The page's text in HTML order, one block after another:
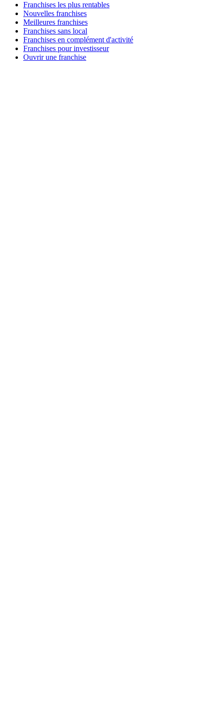
Franchises les plus rentables
Nouvelles franchises
Meilleures franchises
Franchises sans local
Franchises en complément d'activité
Franchises pour investisseur
Ouvrir une franchise